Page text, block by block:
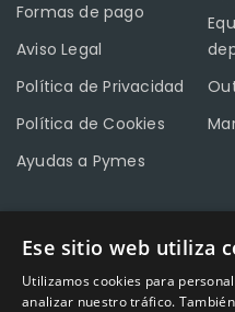
Formas de pago
Aviso Legal
Política de Privacidad
Política de Cookies
Ayudas a Pymes
CONTACTO
Calle Méndez Núñez nº3 –
Ese sitio web utiliza
Utilizamos cookies para
analizar nuestro tráfico.